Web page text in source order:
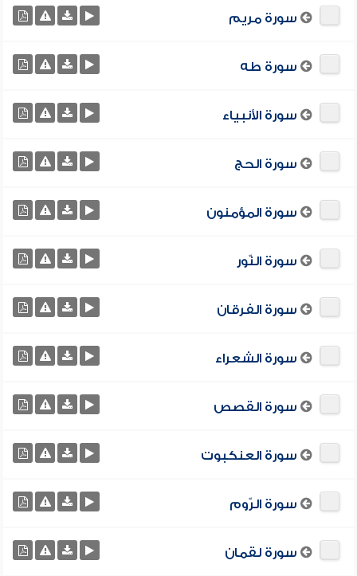
سورة مريم
سورة طه
سورة الأنبياء
سورة الحج
سورة المؤمنون
سورة النّور
سورة الفرقان
سورة الشعراء
سورة القصص
سورة العنكبوت
سورة الرّوم
سورة لقمان